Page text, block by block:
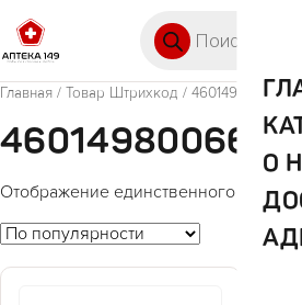
О
Главная / Товар Штрихкод / 4601498006626
4601498006626
Отображение единственного товара